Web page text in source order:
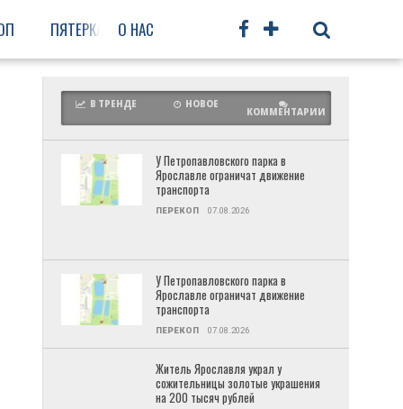
ПЯТЕРКА ФРУНЗЕНСКИЙ ПРОЧЕЕ
О НАС
В ТРЕНДЕ НОВОЕ
КОММЕНТАРИИ
У Петропавловского парка в
Ярославле ограничат движение
транспорта
ПЕРЕКОП 07.08.2026
У Петропавловского парка в
Ярославле ограничат движение
транспорта
ПЕРЕКОП 07.08.2026
Житель Ярославля украл у
сожительницы золотые украшения
на 200 тысяч рублей